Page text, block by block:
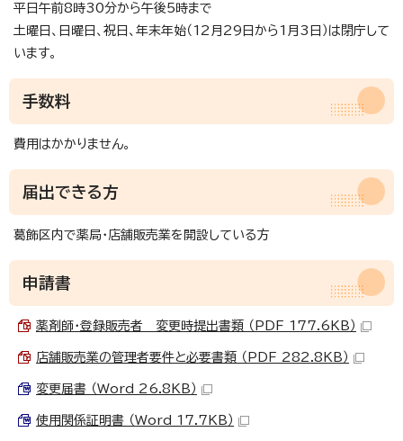
平日午前8時30分から午後5時まで
土曜日、日曜日、祝日、年末年始（12月29日から1月3日）は閉庁して
います。
手数料
費用はかかりません。
届出できる方
葛飾区内で薬局・店舗販売業を開設している方
申請書
薬剤師・登録販売者 変更時提出書類 （PDF 177.6KB）
店舗販売業の管理者要件と必要書類 （PDF 282.8KB）
変更届書 （Word 26.8KB）
使用関係証明書 （Word 17.7KB）